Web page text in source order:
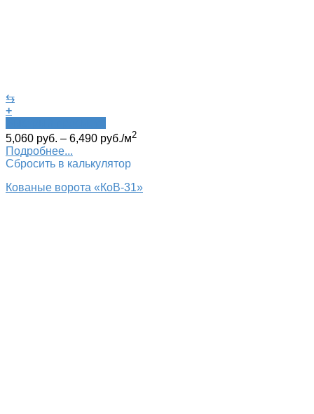
⇆
+
5,060 руб. – 6,490 руб./м2
Подробнее...
Сбросить в калькулятор
Кованые ворота «КоВ-31»